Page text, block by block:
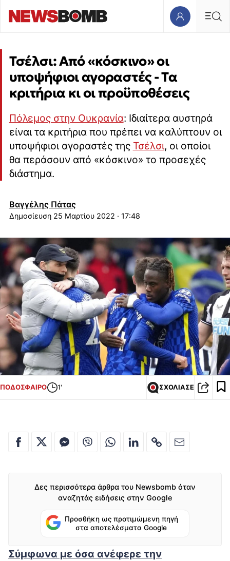
Τσέλσι: Από «κόσκινο» οι
υποψήφιοι αγοραστές - Τα
κριτήρια κι οι προϋποθέσεις
Πόλεμος στην Ουκρανία: Ιδιαίτερα αυστηρά
είναι τα κριτήρια που πρέπει να καλύπτουν οι
υποψήφιοι αγοραστές της Τσέλσι, οι οποίοι
θα περάσουν από «κόσκινο» το προσεχές
διάστημα.
Βαγγέλης Πάτας
25 Μαρτίου 2022 · 17:48
ΠΟΔΟΣΦΑΙΡΟ 1' ΣΧΟΛΙΑΣΕ
Δες περισσότερα άρθρα του Newsbomb όταν
αναζητάς ειδήσεις στην Google
Προσθήκη ως προτιμώμενη πηγή
στα αποτελέσματα Google
Σύμφωνα με όσα ανέφερε την